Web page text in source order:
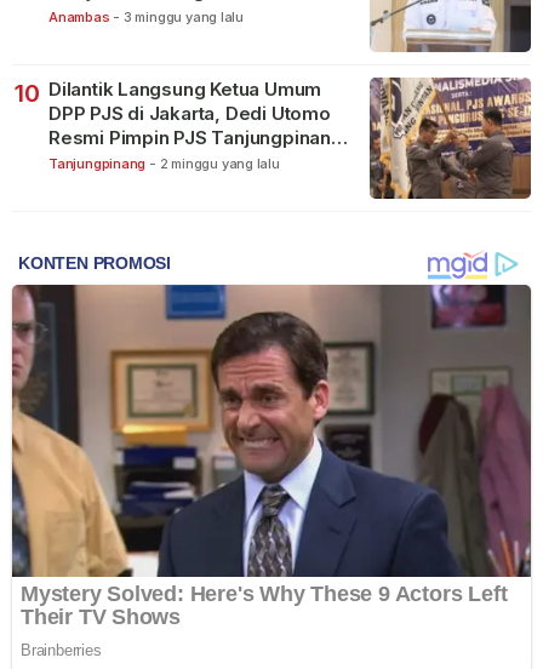
Anambas - 3 minggu yang lalu
10 Dilantik Langsung Ketua Umum
DPP PJS di Jakarta, Dedi Utomo
Resmi Pimpin PJS Tanjungpinang-
Bintan
Tanjungpinang - 2 minggu yang lalu